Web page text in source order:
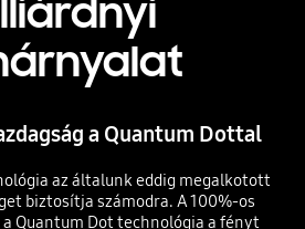
a Quantum Dottal
az általunk eddig megalkotott
biztosítja számodra. A 100%-os
Quantum Dot technológia a fényt